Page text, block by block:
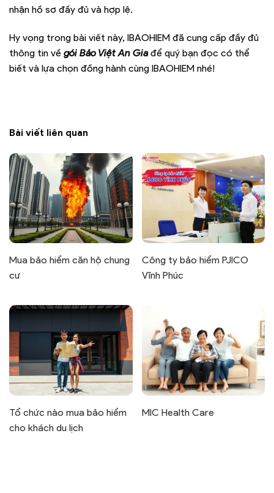
nhận hồ sơ đầy đủ và hợp lệ.
Hy vọng trong bài viết này, IBAOHIEM đã cung cấp đầy đủ
thông tin về gói Bảo Việt An Gia để quý bạn đọc có thể
biết và lựa chọn đồng hành cùng IBAOHIEM nhé!
Bài viết liên quan
Mua bảo hiểm căn hộ chung
cư
Công ty bảo hiểm PJICO
Vĩnh Phúc
Tổ chức nào mua bảo hiểm
cho khách du lịch
MIC Health Care